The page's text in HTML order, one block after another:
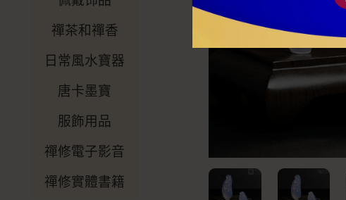
禪茶和禪香
日常風水寶器
唐卡墨寶
服飾用品
禪修電子影音
禪修實體書籍